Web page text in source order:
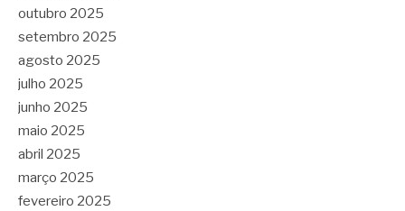
outubro 2025
setembro 2025
agosto 2025
julho 2025
junho 2025
maio 2025
abril 2025
março 2025
fevereiro 2025